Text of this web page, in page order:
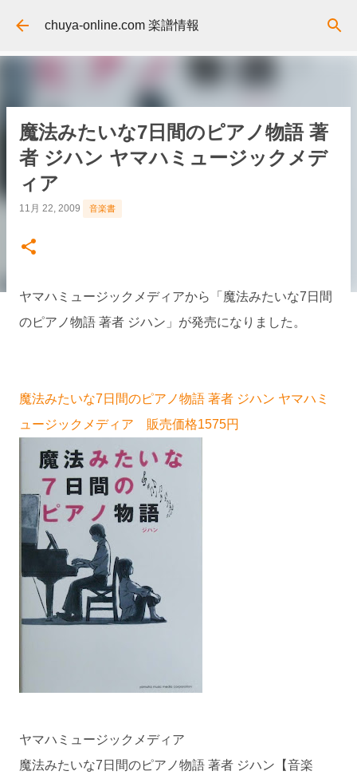
スキップしてメイン コンテンツに移動
chuya-online.com 楽譜情報
魔法みたいな7日間のピアノ物語 著
者 ジハン ヤマハミュージックメデ
ィア
11月 22, 2009 音楽書
ヤマハミュージックメディアから「魔法みたいな7日間
のピアノ物語 著者 ジハン」が発売になりました。
魔法みたいな7日間のピアノ物語 著者 ジハン ヤマハミ
ュージックメディア 販売価格1575円
ヤマハミュージックメディア
魔法みたいな7日間のピアノ物語 著者 ジハン【音楽